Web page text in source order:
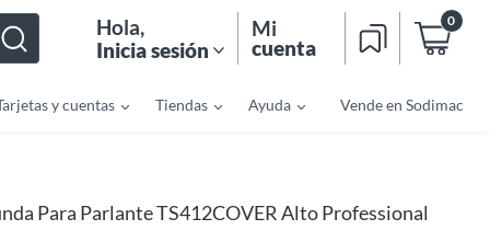
Hola,
Inicia sesión
Mi
cuenta
0
y cuentas Tiendas Ayuda Vende en Sodimac
Para Parlante TS412COVER Alto Professional
l
l